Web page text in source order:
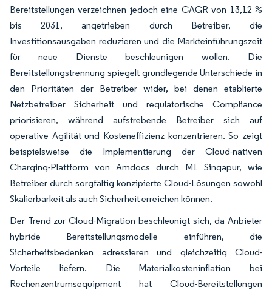
Bereitstellungen verzeichnen jedoch eine CAGR von 13,12 %
bis 2031, angetrieben durch Betreiber, die
Investitionsausgaben reduzieren und die Markteinführungszeit
für neue Dienste beschleunigen wollen. Die
Bereitstellungstrennung spiegelt grundlegende Unterschiede in
den Prioritäten der Betreiber wider, bei denen etablierte
Netzbetreiber Sicherheit und regulatorische Compliance
priorisieren, während aufstrebende Betreiber sich auf
operative Agilität und Kosteneffizienz konzentrieren. So zeigt
beispielsweise die Implementierung der Cloud-nativen
Charging-Plattform von Amdocs durch M1 Singapur, wie
Betreiber durch sorgfältig konzipierte Cloud-Lösungen sowohl
Skalierbarkeit als auch Sicherheit erreichen können.
Der Trend zur Cloud-Migration beschleunigt sich, da Anbieter
hybride Bereitstellungsmodelle einführen, die
Sicherheitsbedenken adressieren und gleichzeitig Cloud-
Vorteile liefern. Die Materialkosteninflation bei
Rechenzentrumsequipment hat Cloud-Bereitstellungen